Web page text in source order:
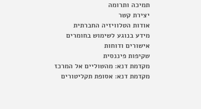
תמיכה ותרומה
יצירת קשר
אודות הטלוויזיה החברתית
מידע בנוגע לשימוש בחומרים
אישורים ודוחות
שקיפות פיננסית
מקדמת דנא: מהשוליים אל המרכז
מקדמת דנא: אסופת תקליטורים